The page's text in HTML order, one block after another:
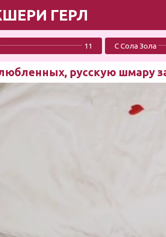
ГЕРЛ
11 С Сола Зола
русскую шмару